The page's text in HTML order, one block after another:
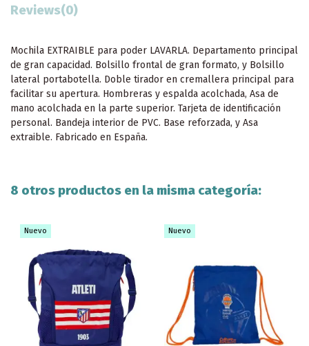
Reviews(0)
Mochila EXTRAIBLE para poder LAVARLA. Departamento principal
de gran capacidad. Bolsillo frontal de gran formato, y Bolsillo
lateral portabotella. Doble tirador en cremallera principal para
facilitar su apertura. Hombreras y espalda acolchada, Asa de
mano acolchada en la parte superior. Tarjeta de identificación
personal. Bandeja interior de PVC. Base reforzada, y Asa
extraible. Fabricado en España.
8 otros productos en la misma categoría:
Nuevo Nuevo